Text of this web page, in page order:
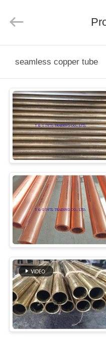
PRODUKTY
NAS
WYCIECZKA
PO
FABRYCE
KONTROLA
JAKOŚCI
SKONTAKTUJ
SIĘ
NAMI
Trading
Company
Rights
seamless copper tube